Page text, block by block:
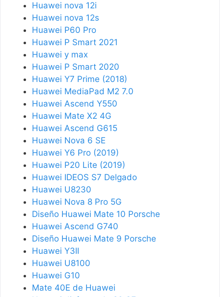
Huawei nova 12i
Huawei nova 12s
Huawei P60 Pro
Huawei P Smart 2021
Huawei y max
Huawei P Smart 2020
Huawei Y7 Prime (2018)
Huawei MediaPad M2 7.0
Huawei Ascend Y550
Huawei Mate X2 4G
Huawei Ascend G615
Huawei Nova 6 SE
Huawei Y6 Pro (2019)
Huawei P20 Lite (2019)
Huawei IDEOS S7 Delgado
Huawei U8230
Huawei Nova 8 Pro 5G
Diseño Huawei Mate 10 Porsche
Huawei Ascend G740
Diseño Huawei Mate 9 Porsche
Huawei Y3II
Huawei U8100
Huawei G10
Mate 40E de Huawei